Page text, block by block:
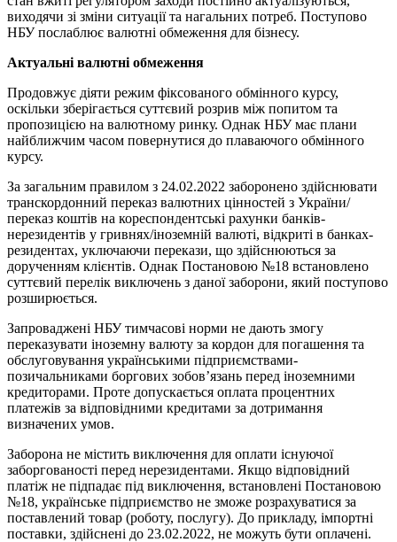
виходячи зі зміни ситуації та нагальних потреб. Поступово
НБУ послаблює валютні обмеження для бізнесу.
Актуальні валютні обмеження
Продовжує діяти режим фіксованого обмінного курсу,
оскільки зберігається суттєвий розрив між попитом та
пропозицією на валютному ринку. Однак НБУ має плани
найближчим часом повернутися до плаваючого обмінного
курсу.
За загальним правилом з 24.02.2022 заборонено здійснювати
транскордонний переказ валютних цінностей з України/
переказ коштів на кореспондентські рахунки банків-
нерезидентів у гривнях/іноземній валюті, відкриті в банках-
резидентах, уключаючи перекази, що здійснюються за
дорученням клієнтів. Однак Постановою №18 встановлено
суттєвий перелік виключень з даної заборони, який поступово
розширюється.
Запроваджені НБУ тимчасові норми не дають змогу
переказувати іноземну валюту за кордон для погашення та
обслуговування українськими підприємствами-
позичальниками боргових зобов’язань перед іноземними
кредиторами. Проте допускається оплата процентних
платежів за відповідними кредитами за дотримання
визначених умов.
Заборона не містить виключення для оплати існуючої
заборгованості перед нерезидентами. Якщо відповідний
платіж не підпадає під виключення, встановлені Постановою
№18, українське підприємство не зможе розрахуватися за
поставлений товар (роботу, послугу). До прикладу, імпортні
поставки, здійснені до 23.02.2022, не можуть бути оплачені.